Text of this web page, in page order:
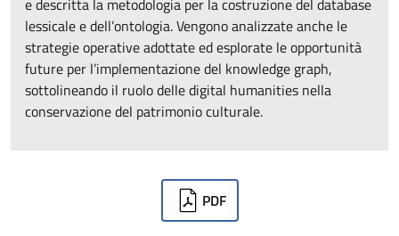
e descritta la metodologia per la costruzione del database
lessicale e dell’ontologia. Vengono analizzate anche le
strategie operative adottate ed esplorate le opportunità
future per l’implementazione del knowledge graph,
sottolineando il ruolo delle digital humanities nella
conservazione del patrimonio culturale.
PDF